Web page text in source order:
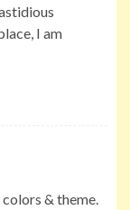
I am
& theme.